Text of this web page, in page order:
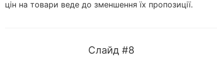
цін на товари веде до зменшення їх пропозиції.
Слайд #8